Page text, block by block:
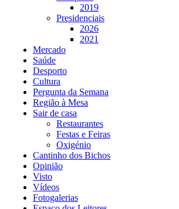
2019
Presidenciais
2026
2021
Mercado
Saúde
Desporto
Cultura
Pergunta da Semana
Região à Mesa
Sair de casa
Restaurantes
Festas e Feiras
Oxigénio
Cantinho dos Bichos
Opinião
Visto
Vídeos
Fotogalerias